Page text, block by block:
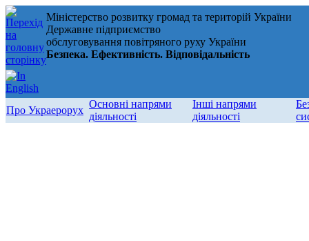
Міністерство розвитку громад та територій України
Державне підприємство
обслуговування повітряного руху України
Безпека. Ефективність. Відповідальність
Про Украерорух
Основні напрями
діяльності
Інші напрями
діяльності